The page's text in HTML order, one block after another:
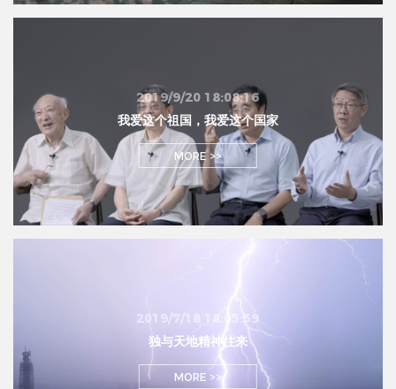
2019/9/20 18:08:16
我爱这个祖国，我爱这个国家
MORE >>
2019/7/18 18:05:59
独与天地精神往来
MORE >>